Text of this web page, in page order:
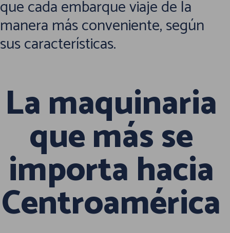
que cada embarque viaje de la
manera más conveniente, según
sus características.
La maquinaria
que más se
importa hacia
Centroamérica